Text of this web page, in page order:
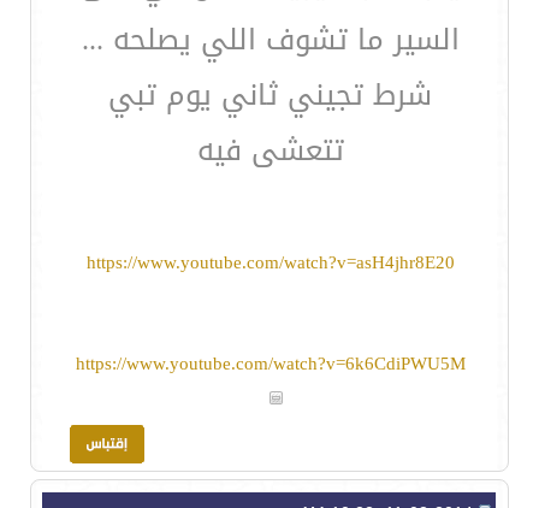
السير ما تشوف اللي يصلحه ...
شرط تجيني ثاني يوم تبي
تتعشى فيه
https://www.youtube.com/watch?v=asH4jhr8E20
https://www.youtube.com/watch?v=6k6CdiPWU5M